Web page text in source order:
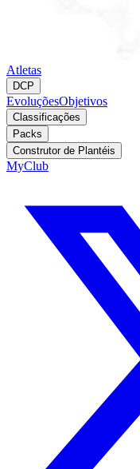
Atletas
DCP
EvoluçõesObjetivos
Classificações
Packs
Construtor de Plantéis
MyClub